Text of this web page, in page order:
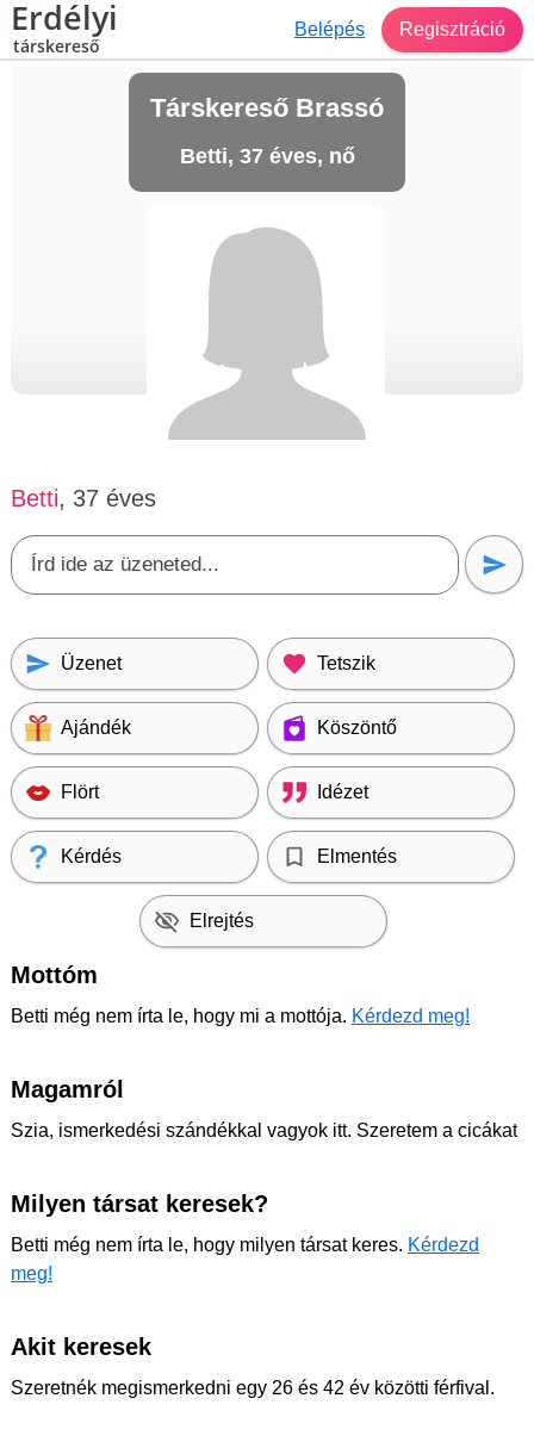
Erdélyi
társkereső
Belépés Regisztráció
Társkereső Brassó
Betti, 37 éves, nő
Betti, 37 éves
Üzenet Tetszik
Ajándék Köszöntő
Flört Idézet
Kérdés Elmentés
Elrejtés
Mottóm
Betti még nem írta le, hogy mi a mottója. Kérdezd meg!
Magamról
Szia, ismerkedési szándékkal vagyok itt. Szeretem a cicákat
Milyen társat keresek?
Betti még nem írta le, hogy milyen társat keres. Kérdezd
meg!
Akit keresek
Szeretnék megismerkedni egy 26 és 42 év közötti férfival.